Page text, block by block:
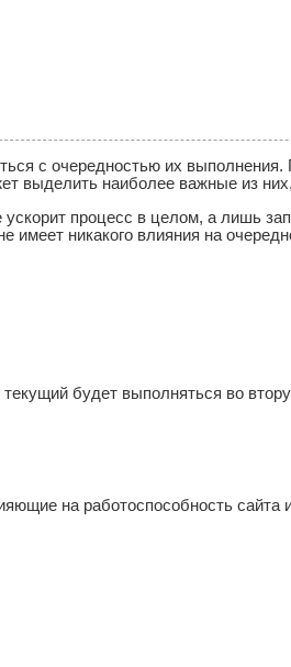
с очередностью их выполнения.
выделить наиболее важные из
ускорит процесс в целом, а лишь
имеет никакого влияния на
будет выполняться во
на работоспособность сайта